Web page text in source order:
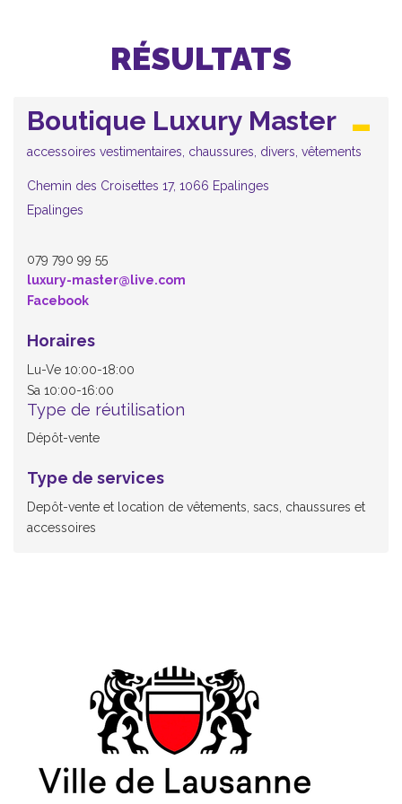
RÉSULTATS
Boutique Luxury Master
accessoires vestimentaires, chaussures, divers, vêtements
Chemin des Croisettes 17, 1066 Epalinges
Epalinges
079 790 99 55
luxury-master@live.com
Facebook
Horaires
Lu-Ve 10:00-18:00
Sa 10:00-16:00
Type de réutilisation
Dépôt-vente
Type de services
Depôt-vente et location de vêtements, sacs, chaussures et
accessoires